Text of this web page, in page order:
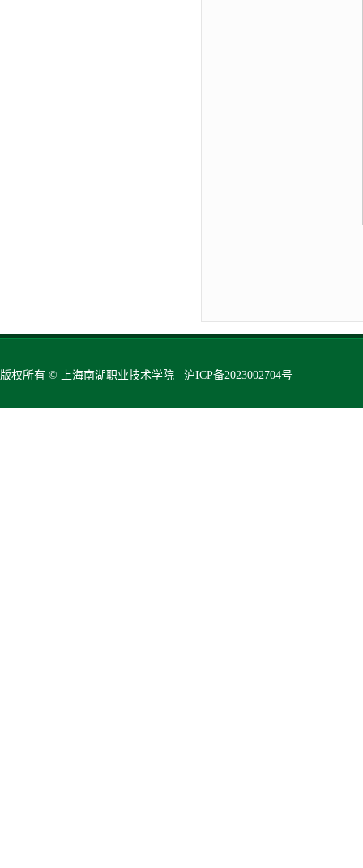
版权所有 © 上海南湖职业技术学院 沪ICP备2023002704号